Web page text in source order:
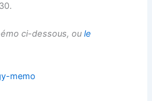
ci-dessous, oule
memo